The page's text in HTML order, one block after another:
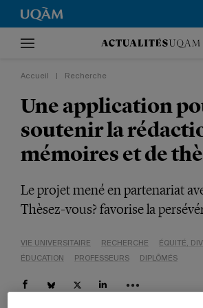
Accueil Recherche
Une application
soutenir la
mémoires et de
Le projet mené en partenariat
Thèsez-vous? favorise la
VIE UNIVERSITAIRE RECHERCHE
ÉQUITÉ,
ÉDUCATION
PROFESSEURS DIPLÔMÉS